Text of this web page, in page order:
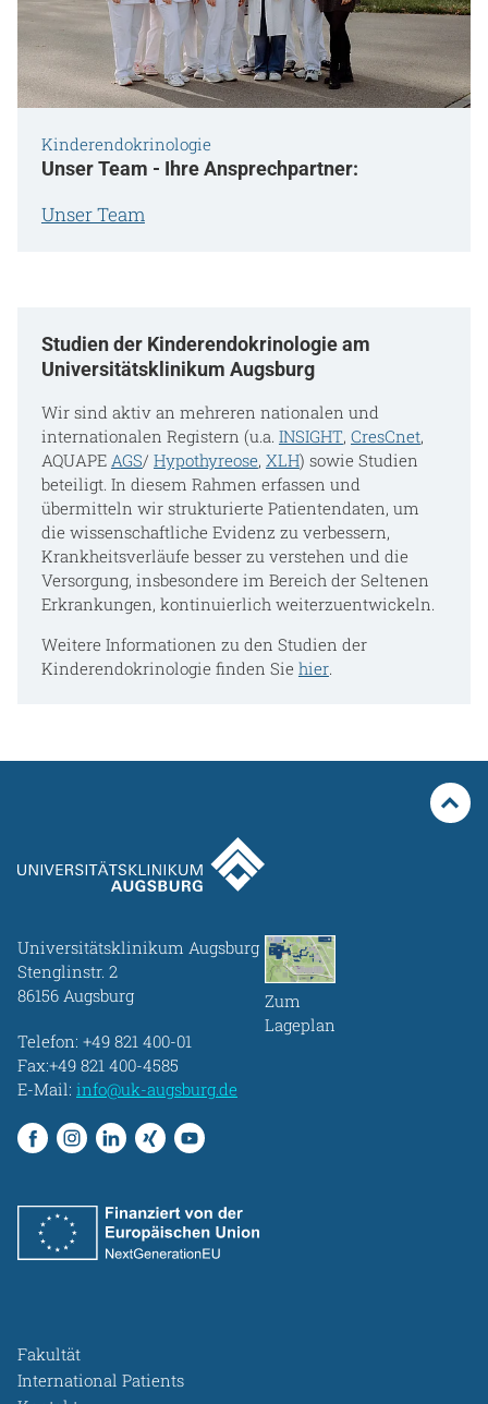
Kinderendokrinologie
Unser Team - Ihre Ansprechpartner:
Unser Team
Studien der Kinderendokrinologie am
Universitätsklinikum Augsburg
Wir sind aktiv an mehreren nationalen und
internationalen Registern (u.a. INSIGHT, CresCnet,
AQUAPE AGS/ Hypothyreose, XLH) sowie Studien
beteiligt. In diesem Rahmen erfassen und
übermitteln wir strukturierte Patientendaten, um
die wissenschaftliche Evidenz zu verbessern,
Krankheitsverläufe besser zu verstehen und die
Versorgung, insbesondere im Bereich der Seltenen
Erkrankungen, kontinuierlich weiterzuentwickeln.
Weitere Informationen zu den Studien der
Kinderendokrinologie finden Sie hier.
Universitätsklinikum Augsburg
Stenglinstr. 2
86156 Augsburg
Telefon: +49 821 400-01
Fax:+49 821 400-4585
E-Mail: info@uk-augsburg.de
Zum
Lageplan
Fakultät
International Patients